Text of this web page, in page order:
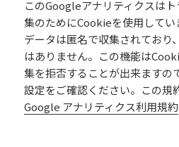
このGoogleアナリティクスは
集のためにCookieを使用してい
データは匿名で収集されており
はありません。この機能は
集を拒否することが出来ますの
設定をご確認ください。この規
Google アナリティクス利用規約